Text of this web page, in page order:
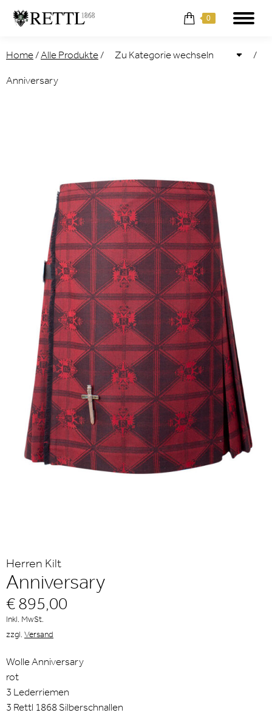
0
Home / Alle Produkte / /
Anniversary
Herren Kilt
Anniversary
€ 895,00
Inkl. MwSt.
zzgl. Versand
Wolle Anniversary
rot
3 Lederriemen
3 Rettl 1868 Silberschnallen